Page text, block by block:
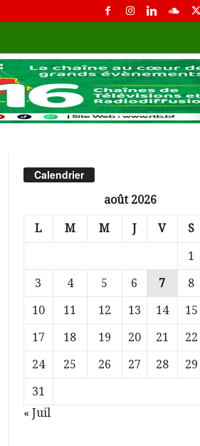
Calendrier
août 2026
L M M J V S
1
3
4 5 6 7 8
10
11 12 13 14 15
17
18 19 20 21 22
24
25 26 27 28 29
31
« Juil